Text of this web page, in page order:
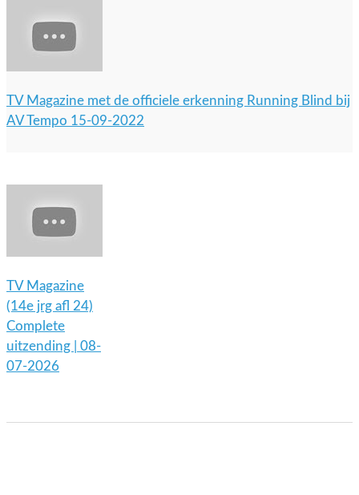
TV Magazine met de officiele erkenning Running Blind bij
AV Tempo 15-09-2022
TV Magazine
(14e jrg afl 24)
Complete
uitzending | 08-
07-2026